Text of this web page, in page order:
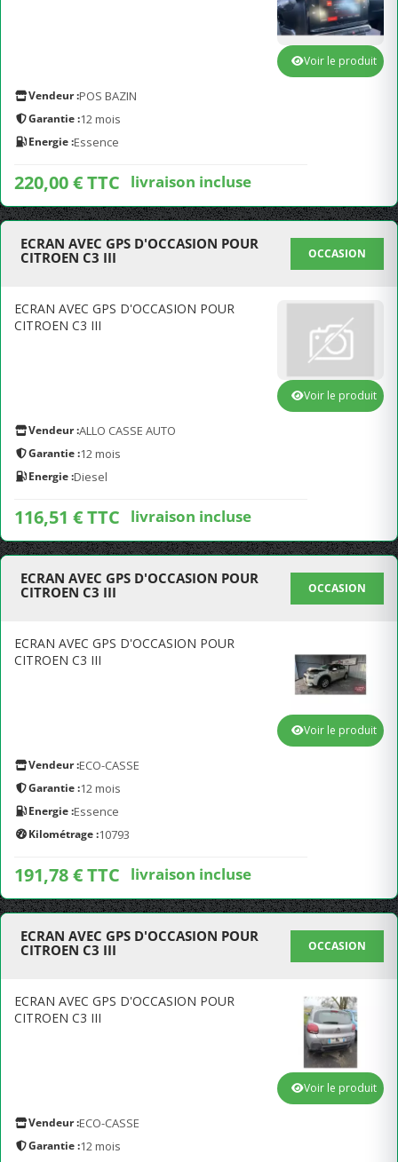
Vendeur :POS BAZIN
Garantie :12 mois
Energie :Essence
220,00 € TTC livraison incluse
Voir le produit
ECRAN AVEC GPS D'OCCASION POUR
CITROEN C3 III
OCCASION
ECRAN AVEC GPS D'OCCASION POUR
CITROEN C3 III
Vendeur :ALLO CASSE AUTO
Garantie :12 mois
Energie :Diesel
116,51 € TTC livraison incluse
Voir le produit
ECRAN AVEC GPS D'OCCASION POUR
CITROEN C3 III
OCCASION
ECRAN AVEC GPS D'OCCASION POUR
CITROEN C3 III
Vendeur :ECO-CASSE
Garantie :12 mois
Energie :Essence
Kilométrage :10793
191,78 € TTC livraison incluse
Voir le produit
ECRAN AVEC GPS D'OCCASION POUR
CITROEN C3 III
OCCASION
ECRAN AVEC GPS D'OCCASION POUR
CITROEN C3 III
Vendeur :ECO-CASSE
Garantie :12 mois
Voir le produit